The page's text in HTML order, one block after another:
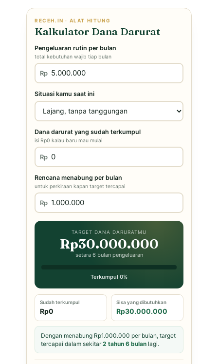
RECEH.IN · ALAT HITUNG
Kalkulator Dana Darurat
Pengeluaran rutin per bulan
total kebutuhan wajib tiap bulan
Rp
Situasi kamu saat ini
Dana darurat yang sudah terkumpul
isi Rp0 kalau baru mau mulai
Rp
Rencana menabung per bulan
untuk perkiraan kapan target tercapai
Rp
TARGET DANA DARURATMU
Rp30.000.000
setara 6 bulan pengeluaran
Terkumpul 0%
Sudah terkumpul
Rp0
Sisa yang dibutuhkan
Rp30.000.000
Dengan menabung Rp1.000.000 per bulan, target
tercapai dalam sekitar2 tahun 6 bulan lagi.